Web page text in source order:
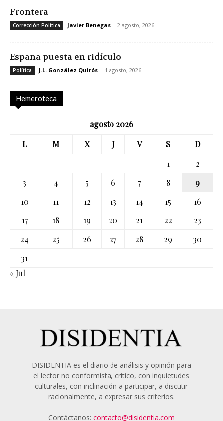
Frontera
Corrección Política Javier Benegas - 2 agosto, 2026
España puesta en ridículo
Política J.L. González Quirós - 1 agosto, 2026
Hemeroteca
agosto 2026
L
M X J V S
D
1
2
3
4 5 6 7 8
9
10
11 12 13 14 15
16
17
18 19 20 21 22
23
24
25 26 27 28 29
30
31
« Jul
DISIDENTIA es el diario de análisis y opinión para
el lector no conformista, crítico, con inquietudes
culturales, con inclinación a participar, a discutir
racionalmente, a expresar sus criterios.
Contáctanos: contacto@disidentia.com